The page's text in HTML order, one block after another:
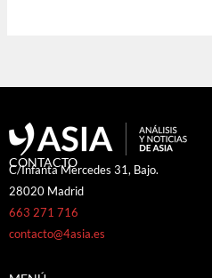
CONTACTO
C/Infanta Mercedes 31, Bajo.
28020 Madrid
663 271 716
contacto@4asia.es